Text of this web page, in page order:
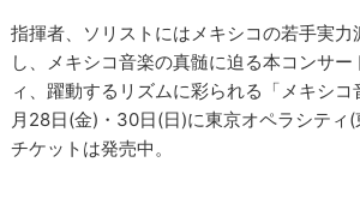
指揮者、ソリストにはメキシコの若手実
し、メキシコ音楽の真髄に迫る本コンサ
ィ、躍動するリズムに彩られる「メキシ
月28日(金)・30日(日)に東京オペラシティ(
チケットは発売中。